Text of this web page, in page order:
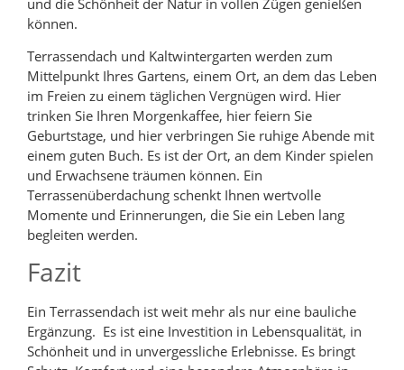
können.
Terrassendach und Kaltwintergarten werden zum
Mittelpunkt Ihres Gartens, einem Ort, an dem das Leben
im Freien zu einem täglichen Vergnügen wird. Hier
trinken Sie Ihren Morgenkaffee, hier feiern Sie
Geburtstage, und hier verbringen Sie ruhige Abende mit
einem guten Buch. Es ist der Ort, an dem Kinder spielen
und Erwachsene träumen können. Ein
Terrassenüberdachung schenkt Ihnen wertvolle
Momente und Erinnerungen, die Sie ein Leben lang
begleiten werden.
Fazit
Ein Terrassendach ist weit mehr als nur eine bauliche
Ergänzung. Es ist eine Investition in Lebensqualität, in
Schönheit und in unvergessliche Erlebnisse. Es bringt